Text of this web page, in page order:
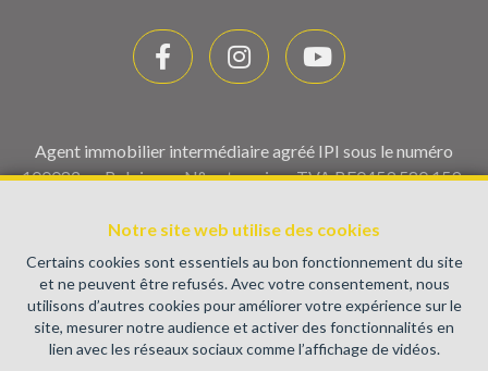
Notre site web utilise des cookies
Certains cookies sont essentiels au bon fonctionnement du site
et ne peuvent être refusés. Avec votre consentement, nous
utilisons d’autres cookies pour améliorer votre expérience sur le
site, mesurer notre audience et activer des fonctionnalités en
lien avec les réseaux sociaux comme l’affichage de vidéos.
Agent immobilier intermédiaire agréé IPI sous le numéro
100082 en Belgique - N° entreprise : TVA BE0459.580.159-
immobiliers, rue du Luxembourg 16B, 1000 Bruxelles (+32 2
505 38 50 - info@ipi.be) - Soumis aucode déontologique de l’
IPI
RC professionnelle et cautionnement via AXA Belgium SA,
Place du Trône 1, 1000 Bruxelles – police n° 730.390.160.
Couverture valable pour les activités réalisées en Belgique